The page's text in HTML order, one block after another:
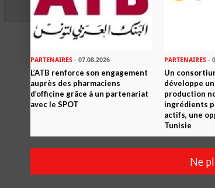
PARTENAIRES - 07.08.2026
L’ATB renforce son engagement
auprès des pharmaciens
d’officine grâce à un partenariat
avec le SPOT
PARTENAIRES -
Un
développe
production
ingrédients
actifs, une
Tunisie
Ne